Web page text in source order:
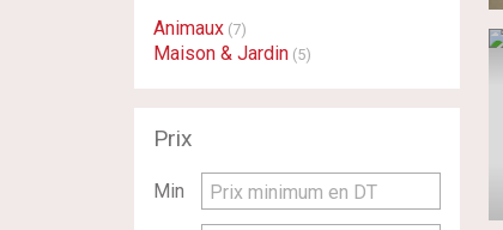
Animaux (7)
Maison & Jardin (5)
Prix
Min Prix minimum en DT